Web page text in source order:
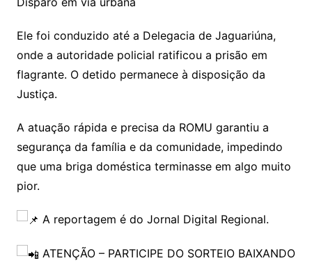
Ele foi conduzido até a Delegacia de Jaguariúna,
onde a autoridade policial ratificou a prisão em
flagrante. O detido permanece à disposição da
Justiça.
A atuação rápida e precisa da ROMU garantiu a
segurança da família e da comunidade, impedindo
que uma briga doméstica terminasse em algo muito
pior.
A reportagem é do Jornal Digital Regional.
ATENÇÃO – PARTICIPE DO SORTEIO BAIXANDO